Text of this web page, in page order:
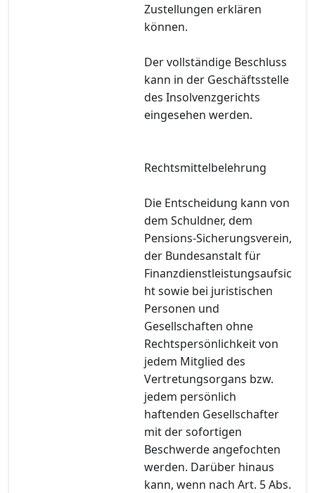
Zustellungen erklären
können.
Der vollständige Beschluss
kann in der Geschäftsstelle
des Insolvenzgerichts
eingesehen werden.
Rechtsmittelbelehrung
Die Entscheidung kann von
dem Schuldner, dem
Pensions-Sicherungsverein,
der Bundesanstalt für
Finanzdienstleistungsaufsic
ht sowie bei juristischen
Personen und
Gesellschaften ohne
Rechtspersönlichkeit von
jedem Mitglied des
Vertretungsorgans bzw.
jedem persönlich
haftenden Gesellschafter
mit der sofortigen
Beschwerde angefochten
werden. Darüber hinaus
kann, wenn nach Art. 5 Abs.